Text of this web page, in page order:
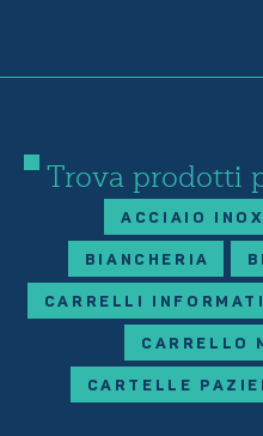
Trova prodotti
ACCIAIO INOX
BIANCHERIA
CARRELLI
CARRELLO
CARTELLE